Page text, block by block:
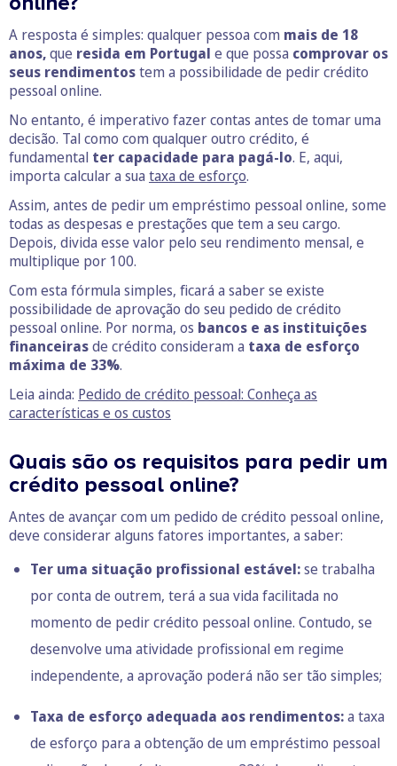
A resposta é simples: qualquer pessoa com mais de 18
anos,que resida em Portugal e que possa comprovar os
seus rendimentostem a possibilidade de pedir crédito
pessoal online.
No entanto, é imperativo fazer contas antes de tomar uma
decisão. Tal como com qualquer outro crédito, é
fundamental ter capacidade para pagá-lo. E, aqui,
importa calcular a sua taxa de esforço.
Assim, antes de pedir um empréstimo pessoal online, some
todas as despesas e prestações que tem a seu cargo.
Depois, divida esse valor pelo seu rendimento mensal, e
multiplique por 100.
Com esta fórmula simples, ficará a saber se existe
possibilidade de aprovação do seu pedido de crédito
pessoal online. Por norma, os bancos e as instituições
financeirasde crédito consideram a taxa de esforço
máxima de 33%.
Leia ainda: Pedido de crédito pessoal: Conheça as
características e os custos
Quais são os requisitos para pedir um
crédito pessoal online?
Antes de avançar com um pedido de crédito pessoal online,
deve considerar alguns fatores importantes, a saber:
Ter uma situação profissional estável:se trabalha
por conta de outrem, terá a sua vida facilitada no
momento de pedir crédito pessoal online. Contudo, se
desenvolve uma atividade profissional em regime
independente, a aprovação poderá não ser tão simples;
Taxa de esforço adequada aos rendimentos:a taxa
de esforço para a obtenção de um empréstimo pessoal